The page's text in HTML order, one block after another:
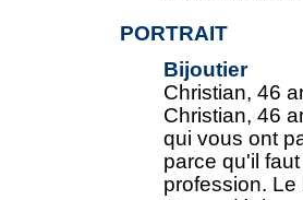
PORTRAIT
Bijoutier
Christian, 46
Christian, 46
qui vous ont
parce qu'il
profession.